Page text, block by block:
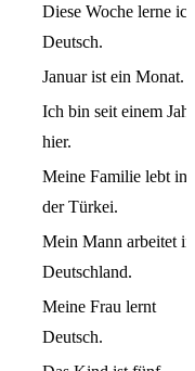
Diese Woche lerne ich
Deutsch.
Januar ist ein Monat.
Ich bin seit einem Jahr
hier.
Meine Familie lebt in
der Türkei.
Mein Mann arbeitet in
Deutschland.
Meine Frau lernt
Deutsch.